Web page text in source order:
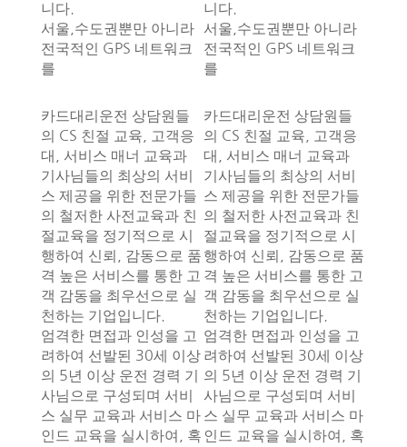
니다.
서울,수도권뿐만 아니라
전국적인 GPS 네트워크
를
카드대리운전 상담원들
의 CS 친절 교육, 고객응
대, 서비스 매너 교육과
기사님들의 최상의 서비
스 제공을 위한 전문가들
의 철저한 사전교육과 친
절교육을 정기적으로 시
행하여 신뢰, 감동으로 품
격 높은 서비스를 통한 고
객 감동을 최우선으로 실
천하는 기업입니다.
엄격한 면접과 인성을 고
려하여 선발된 30세 이상
의 5년 이상 운전 경력 기
사님으로 구성되며 서비
스 실무 교육과 서비스 마
인드 교육을 실시하여, 혹
니다.
서울,수도권뿐만 아니라
전국적인 GPS 네트워크
를
카드대리운전 상담원들
의 CS 친절 교육, 고객응
대, 서비스 매너 교육과
기사님들의 최상의 서비
스 제공을 위한 전문가들
의 철저한 사전교육과 친
절교육을 정기적으로 시
행하여 신뢰, 감동으로 품
격 높은 서비스를 통한 고
객 감동을 최우선으로 실
천하는 기업입니다.
엄격한 면접과 인성을 고
려하여 선발된 30세 이상
의 5년 이상 운전 경력 기
사님으로 구성되며 서비
스 실무 교육과 서비스 마
인드 교육을 실시하여, 혹